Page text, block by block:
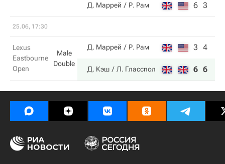
Д. Маррей Р. Рам 6 3
25.06, 17:30
Lexus
Eastbourne
Open
Male
Double
Д. Маррей Р. Рам 3 4
Д. Кэш Л. Гласспол 6 6